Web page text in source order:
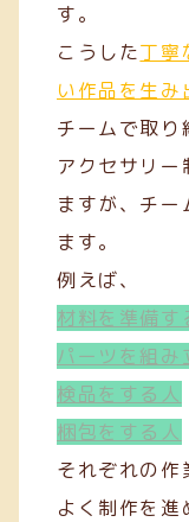
す。
こうした丁寧
い作品を生み
チームで取り
アクセサリー
ますが、チー
ます。
例えば、
材料を準備す
パーツを組み
検品をする人
梱包をする人
それぞれの作
よく制作を進